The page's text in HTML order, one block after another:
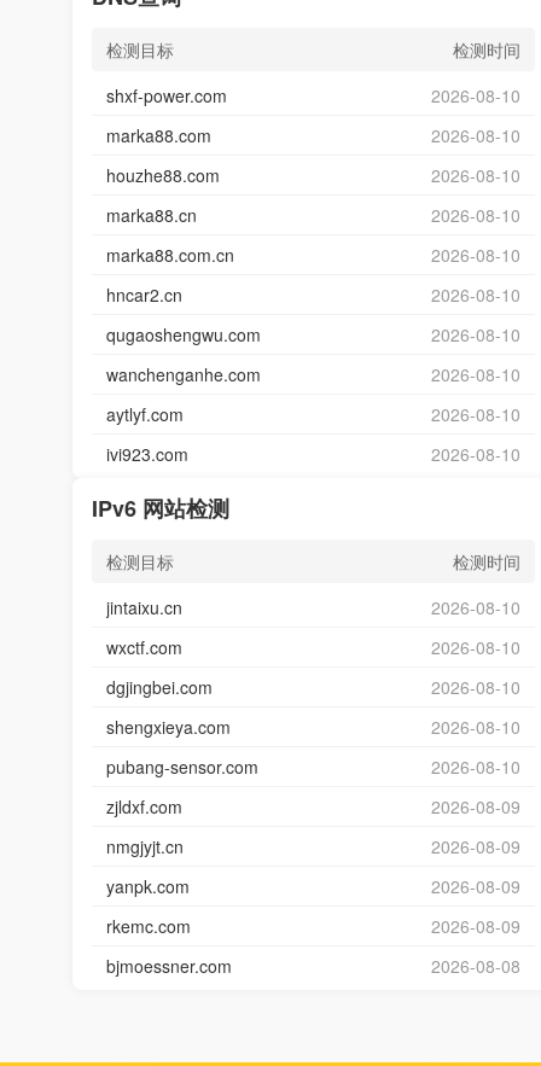
检测目标
检测时间
shxf-power.com
2026-08-10
marka88.com
2026-08-10
houzhe88.com
2026-08-10
marka88.cn
2026-08-10
marka88.com.cn
2026-08-10
hncar2.cn
2026-08-10
qugaoshengwu.com
2026-08-10
wanchenganhe.com
2026-08-10
aytlyf.com
2026-08-10
ivi923.com
2026-08-10
IPv6 网站检测
检测目标
检测时间
jintaixu.cn
2026-08-10
wxctf.com
2026-08-10
dgjingbei.com
2026-08-10
shengxieya.com
2026-08-10
pubang-sensor.com
2026-08-10
zjldxf.com
2026-08-09
nmgjyjt.cn
2026-08-09
yanpk.com
2026-08-09
rkemc.com
2026-08-09
bjmoessner.com
2026-08-08